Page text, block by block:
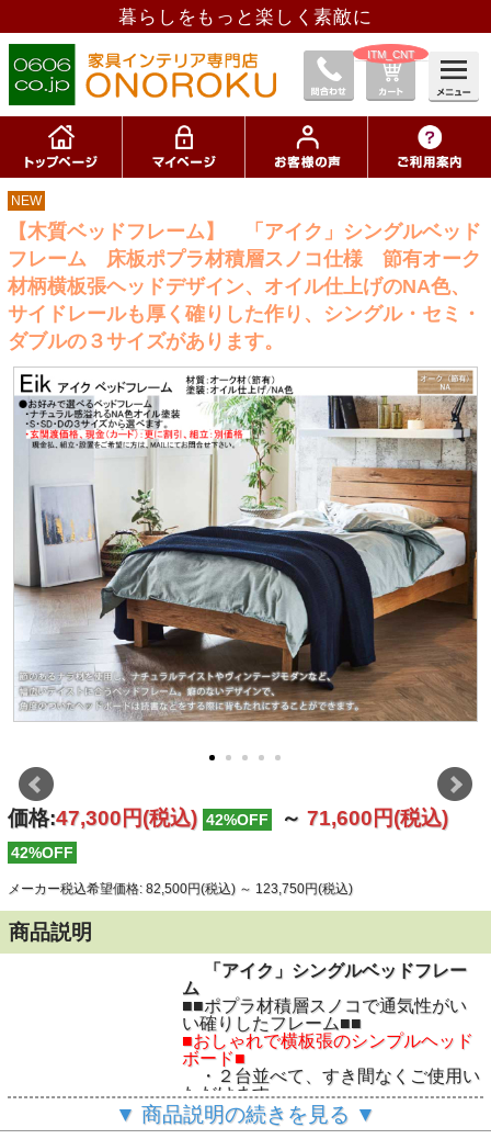
暮らしをもっと楽しく素敵に
__ITM_CNT__
NEW
【木質ベッドフレーム】 「アイク」シングルベッド
フレーム 床板ポプラ材積層スノコ仕様 節有オーク
材柄横板張ヘッドデザイン、オイル仕上げのNA色、
サイドレールも厚く確りした作り、シングル・セミ・
ダブルの３サイズがあります。
価格:47,300円(税込) 42%OFF ～ 71,600円(税込)
42%OFF
メーカー税込希望価格: 82,500円(税込) ～ 123,750円(税込)
商品説明
「アイク」シングルベッドフレー
ム
■■ポプラ材積層スノコで通気性がい
い確りしたフレーム■■
■おしゃれで横板張のシンプルヘッド
ボード■
・２台並べて、すき間なくご使用い
ただけます。
・オイル仕上げのNA色です。
・床高は、２５cm、23～27cm厚の
▼ 商品説明の続きを見る ▼